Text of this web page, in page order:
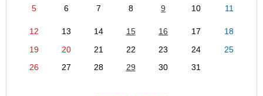
5
6 7 8 9 10 11
12 13 14 15 16 17
18
19
20 21 22 23 24
25
26
27 28 29 30 31